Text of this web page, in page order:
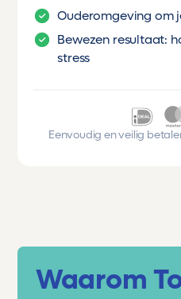
Ouderomgeving om
Bewezen resultaat:
stress
Eenvoudig en veilig
Waarom